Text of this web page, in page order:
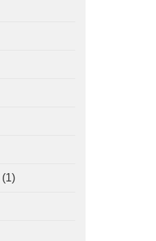
(1)